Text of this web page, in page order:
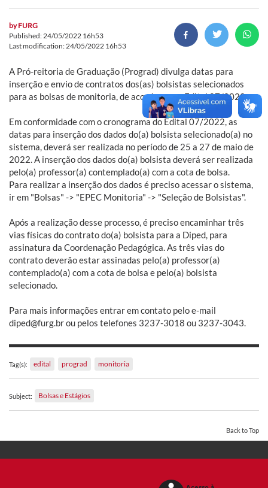
byFURG
Published: 24/05/2022 16h53
Last modification: 24/05/2022 16h53
A Pró-reitoria de Graduação (Prograd) divulga datas para
inserção e envio de contratos dos(as) bolsistas selecionados
para as bolsas de monitoria, de acordo com o Edital 07/2022.
Em conformidade com o cronograma do Edital 07/2022, as
datas para inserção dos dados do(a) bolsista selecionado(a) no
sistema, deverá ser realizada no período de 25 a 27 de maio de
2022. A inserção dos dados do(a) bolsista deverá ser realizada
pelo(a) professor(a) contemplado(a) com a cota de bolsa.
Para realizar a inserção dos dados é preciso acessar o sistema,
ir em "Bolsas" -> "EPEC Monitoria" -> "Seleção de Bolsistas".
Após a realização desse processo, é preciso encaminhar três
vias físicas do contrato do(a) bolsista para a Diped, para
assinatura da Coordenação Pedagógica. As três vias do
contrato deverão estar assinadas pelo(a) professor(a)
contemplado(a) com a cota de bolsa e pelo(a) bolsista
selecionado.
Para mais informações entrar em contato pelo e-mail
diped@furg.br ou pelos telefones 3237-3018 ou 3237-3043.
Tag(s): edital prograd monitoria
Subject: Bolsas e Estágios
Back to Top